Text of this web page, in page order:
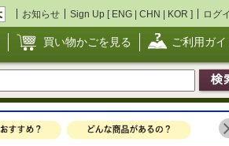
お知らせ Sign Up [ ENG | CHN | KOR ] ログ
買い物かごを見る ご利用ガイ